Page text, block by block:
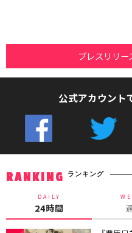
プレスリリー
公式アカウント
RANKING ランキング
DAILY
24時間